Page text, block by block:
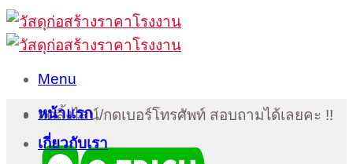
Menu
กดลิ้งไลน์/กดเบอร์โทรศัพท์ สอบถามได้เลยคะ !!
หน้าแรก
เกี่ยวกับเรา